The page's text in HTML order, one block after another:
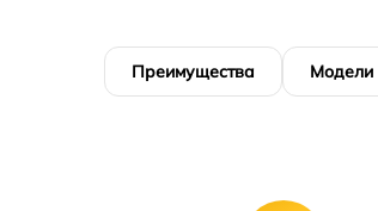
Преимущества Модели